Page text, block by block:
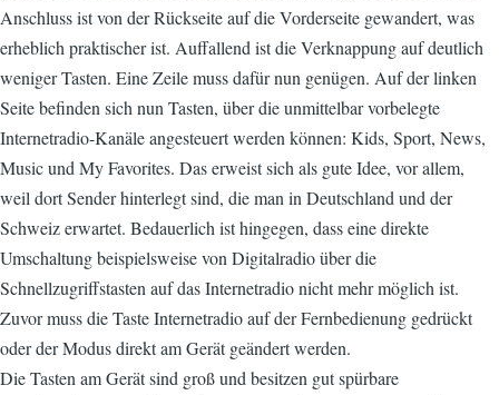
Anschluss ist von der Rückseite auf die Vorderseite gewandert, was
erheblich praktischer ist. Auffallend ist die Verknappung auf deutlich
weniger Tasten. Eine Zeile muss dafür nun genügen. Auf der linken
Seite befinden sich nun Tasten, über die unmittelbar vorbelegte
Internetradio-Kanäle angesteuert werden können: Kids, Sport, News,
Music und My Favorites. Das erweist sich als gute Idee, vor allem,
weil dort Sender hinterlegt sind, die man in Deutschland und der
Schweiz erwartet. Bedauerlich ist hingegen, dass eine direkte
Umschaltung beispielsweise von Digitalradio über die
Schnellzugriffstasten auf das Internetradio nicht mehr möglich ist.
Zuvor muss die Taste Internetradio auf der Fernbedienung gedrückt
oder der Modus direkt am Gerät geändert werden.
Die Tasten am Gerät sind groß und besitzen gut spürbare